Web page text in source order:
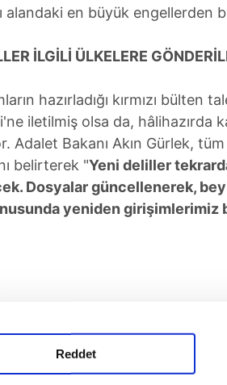
Reddet
alandaki en büyük engellerden
İLGİLİ ÜLKELERE
hazırladığı kırmızı bülten
iletilmiş olsa da, hâlihazırda
Adalet Bakanı Akın Gürlek,
belirterek "Yeni deliller
Dosyalar güncellenerek,
yeniden girişimlerimiz